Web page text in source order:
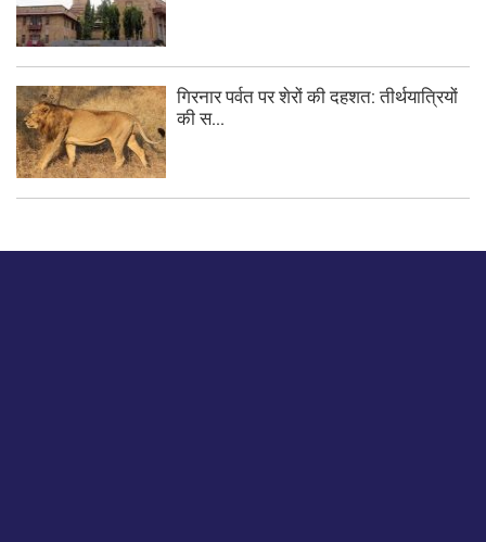
गिरनार पर्वत पर शेरों की दहशत: तीर्थयात्रियों
की स...